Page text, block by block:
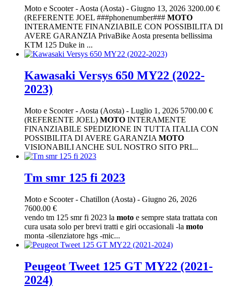
Moto e Scooter-Aosta (Aosta) - Giugno 13, 2026 3200.00 €
(REFERENTE JOEL ###phonenumber### MOTO
INTERAMENTE FINANZIABILE CON POSSIBILITA DI
AVERE GARANZIA PrivaBike Aosta presenta bellissima
KTM 125 Duke in ...
Kawasaki Versys 650 MY22 (2022-
2023)
Moto e Scooter- Aosta (Aosta) - Luglio 1, 2026 5700.00 €
(REFERENTE JOEL) MOTO INTERAMENTE
FINANZIABILE SPEDIZIONE IN TUTTA ITALIA CON
POSSIBILITA DI AVERE GARANZIA MOTO
VISIONABILI ANCHE SUL NOSTRO SITO PRI...
Tm smr 125 fi 2023
Moto e Scooter- Chatillon (Aosta) - Giugno 26, 2026
7600.00 €
vendo tm 125 smr fi 2023 la moto e sempre stata trattata con
cura usata solo per brevi tratti e giri occasionali -la moto
monta -silenziatore hgs -mic...
Peugeot Tweet 125 GT MY22 (2021-
2024)